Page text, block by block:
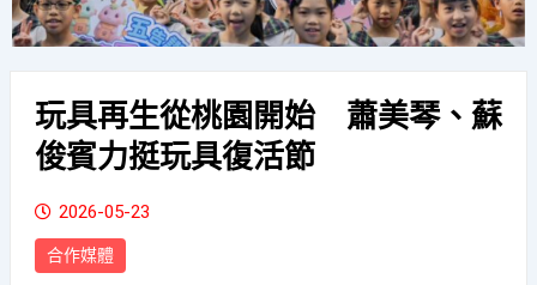
玩具再生從桃園開始 蕭美琴、蘇
俊賓力挺玩具復活節
2026-05-23
合作媒體